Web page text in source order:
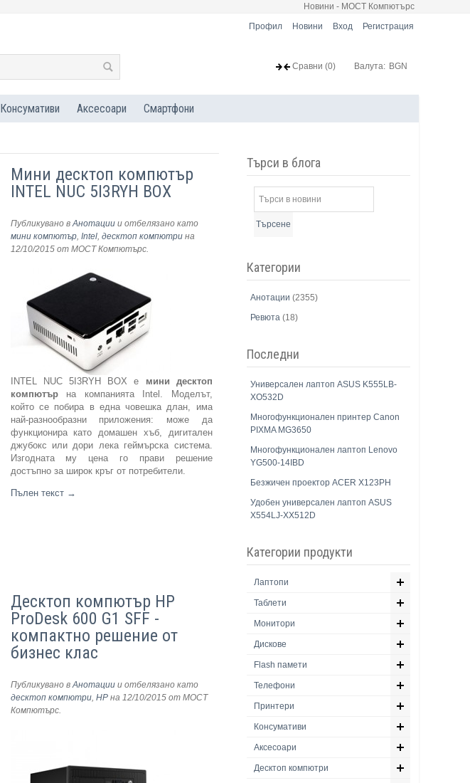
Новини - МОСТ Компютърс
Профил Новини Вход Регистрация
Валута: BGN
Сравни (0)
Консумативи Аксесоари Смартфони
Мини десктоп компютър
INTEL NUC 5I3RYH BOX
Публикувано вАнотациии отбелязано като
мини компютър, Intel, десктоп компютрина
12/10/2015от МОСТ Компютърс.
INTEL NUC 5I3RYH BOX е мини десктоп
компютърна компанията Intel. Моделът,
който се побира в една човешка длан, има
най-разнообразни приложения: може да
функционира като домашен хъб, дигитален
джубокс или дори лека геймърска система.
Изгодната му цена го прави решение
достъпно за широк кръг от потребители.
Пълен текст →
Десктоп компютър HP
ProDesk 600 G1 SFF -
компактно решение от
бизнес клас
Публикувано вАнотациии отбелязано като
десктоп компютри, HPна 12/10/2015от МОСТ
Компютърс.
Търси в блога
Търсене
Категории
Анотации (2355)
Ревюта (18)
Последни
Универсален лаптоп ASUS K555LB-
XO532D
Многофункционален принтер Canon
PIXMA MG3650
Многофункционален лаптоп Lenovo
YG500-14IBD
Безжичен проектор ACER X123PH
Удобен универсален лаптоп ASUS
X554LJ-XX512D
Категории продукти
Лаптопи
Таблети
Монитори
Дискове
Flash памети
Телефони
Принтери
Консумативи
Аксесоари
Десктоп компютри